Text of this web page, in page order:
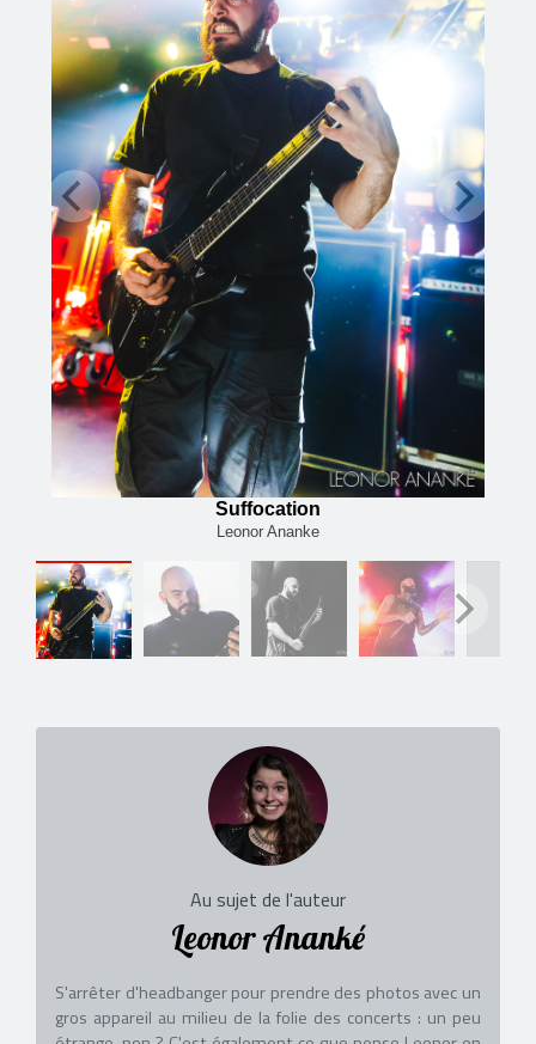
Au sujet de l'auteur
Leonor Ananké
S'arrêter d'headbanger pour prendre des photos avec un
gros appareil au milieu de la folie des concerts : un peu